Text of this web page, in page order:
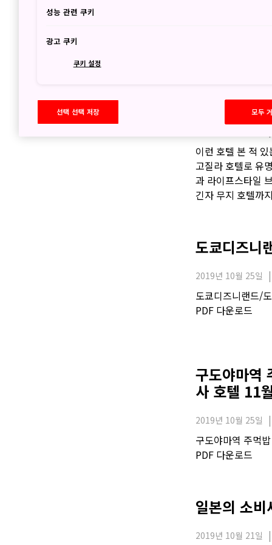
일본 최대급의
직접 가 본
이런 호텔 본 적
고질라 호텔로 유
과 라이프스타일
긴자 무지 호텔까
도쿄디즈니
2019년 10월 25일
도쿄디즈니랜드/
PDF 다운로드
구도야마역
사 호텔 11
2019년 10월 25일
구도야마역 주먹
PDF 다운로드
일본의 소
2019년 10월 21일
성능 관련 쿠키
광고 쿠키
쿠키 설정
선택 선택 저장 모두